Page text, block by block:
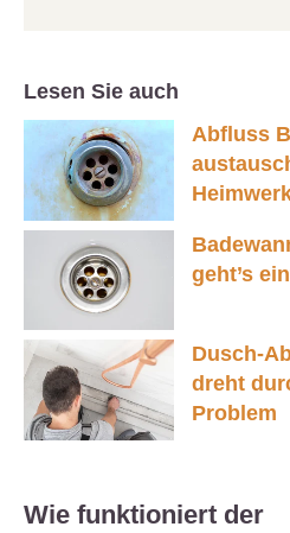
Lesen Sie auch
Abfluss
geht’s
Dusch-
dreht
Problem
Wie funktioniert der